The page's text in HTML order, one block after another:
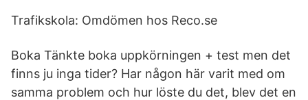
Trafikskola: Omdömen hos Reco.se
Boka Tänkte boka uppkörningen + test men det
finns ju inga tider? Har någon här varit med om
samma problem och hur löste du det, blev det en